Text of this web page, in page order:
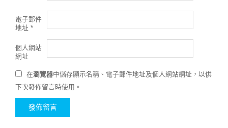
電子郵件
地址 *
個人網站
網址
在瀏覽器中儲存顯示名稱、電子郵件地址及個人網站網址，以供
下次發佈留言時使用。